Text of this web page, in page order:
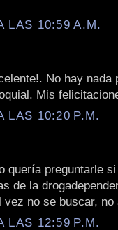
LAS 10:59 A.M.
No hay nada
Mis
LAS 10:20 P.M.
quería preguntarle
de la
vez no se buscar,
LAS 12:59 P.M.